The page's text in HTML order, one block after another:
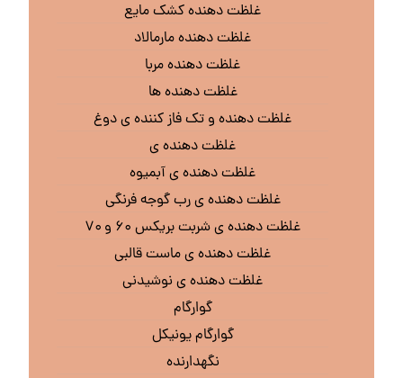
غلظت دهنده کشک مایع
غلظت دهنده مارمالاد
غلظت دهنده مربا
غلظت دهنده ها
غلظت دهنده و تک فاز کننده ی دوغ
غلظت دهنده ی
غلظت دهنده ی آبمیوه
غلظت دهنده ی رب گوجه فرنگی
غلظت دهنده ی شربت بریکس ۶۰ و ۷۰
غلظت دهنده ی ماست قالبی
غلظت دهنده ی نوشیدنی
گوارگام
گوارگام یونیکل
نگهدارنده